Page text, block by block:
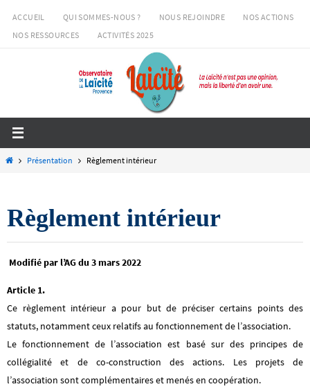
Passer
vers
ACCUEIL QUI SOMMES-NOUS ? NOUS REJOINDRE
NOS ACTIONS
NOS RESSOURCES
ACTIVITÉS 2025
HomePrésentation Règlement intérieur
Règlement intérieur
Modifié par l’AG du 3 mars 2022
Article 1.
Ce règlement intérieur a pour but de préciser certains points des
statuts, notamment ceux relatifs au fonctionnement de l’association.
Le fonctionnement de l’association est basé sur des principes de
collégialité et de co-construction des actions. Les projets de
l’association sont complémentaires et menés en coopération.